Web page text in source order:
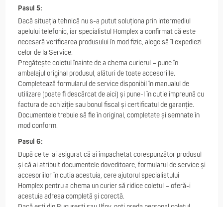
Pasul 5:
Dacă situația tehnică nu s-a putut soluționa prin intermediul
apelului telefonic, iar specialistul Homplex a confirmat că este
necesară verificarea produsului în mod fizic, alege să îl expediezi
celor de la Service.
Pregătește coletul înainte de a chema curierul – pune în
ambalajul original produsul, alături de toate accesoriile.
Completează formularul de service disponibil în manualul de
utilizare (poate fi descărcat de aici) și pune-l în cutie împreună cu
factura de achiziție sau bonul fiscal și certificatul de garanție.
Documentele trebuie să fie în original, completate și semnate în
mod conform.
Pasul 6:
După ce te-ai asigurat că ai împachetat corespunzător produsul
și că ai atribuit documentele doveditoare, formularul de service și
accesoriilor în cutia acestuia, cere ajutorul specialistului
Homplex pentru a chema un curier să ridice coletul – oferă-i
acestuia adresa completă și corectă.